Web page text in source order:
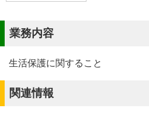
業務内容
生活保護に関すること
関連情報